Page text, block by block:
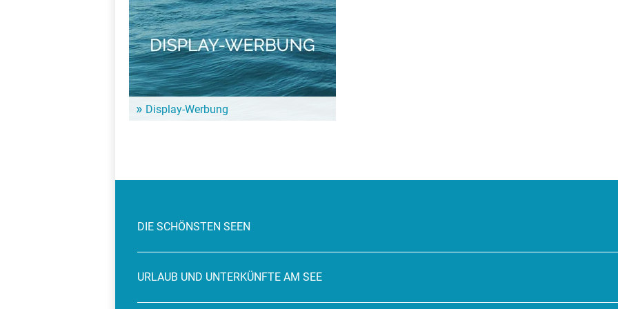
Eigenschaften von Deinem Hotel oder Deiner Hotel-
Kette unter Beweis zu stellen.
Display-Werbung
DIE SCHÖNSTEN SEEN
URLAUB UND UNTERKÜNFTE AM SEE